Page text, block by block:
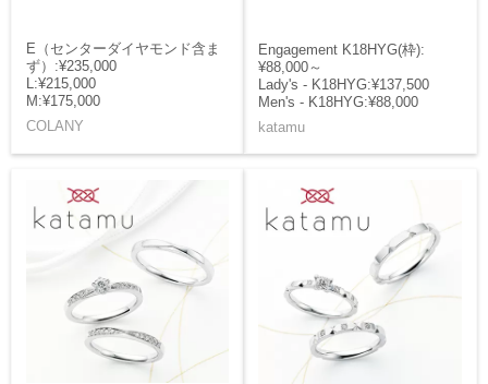
E（センターダイヤモンド含ま
ず）:¥235,000
L:¥215,000
M:¥175,000
COLANY
Engagement K18HYG(枠):
¥88,000～
Lady's - K18HYG:¥137,500
Men's - K18HYG:¥88,000
katamu